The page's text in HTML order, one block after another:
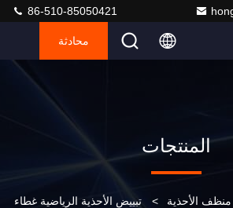
86-510-85050421
محادثة
المنتجات
منظف ​​الأحذية > تبييض الأحذية الرياضية غطاء